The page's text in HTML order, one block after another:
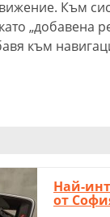
Към
„добавена
към
Най-
от